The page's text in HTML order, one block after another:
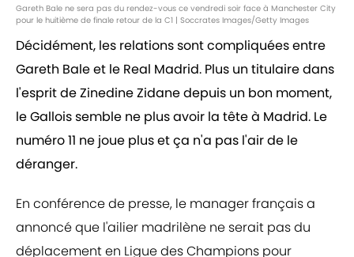
Gareth Bale ne sera pas du rendez-vous ce vendredi soir face à Manchester City
pour le huitième de finale retour de la C1 | Soccrates Images/Getty Images
Décidément, les relations sont compliquées entre
Gareth Bale et le Real Madrid. Plus un titulaire dans
l'esprit de Zinedine Zidane depuis un bon moment,
le Gallois semble ne plus avoir la tête à Madrid. Le
numéro 11 ne joue plus et ça n'a pas l'air de le
déranger.
En conférence de presse, le manager français a
annoncé que l'ailier madrilène ne serait pas du
déplacement en Ligue des Champions pour